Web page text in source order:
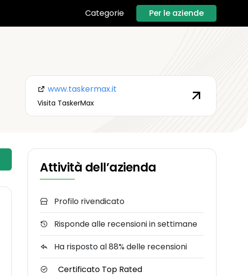
Categorie Per le aziende
www.taskermax.it
Visita TaskerMax
Attività dell’azienda
Profilo rivendicato
Risponde alle recensioni in settimane
Ha risposto al 88% delle recensioni
Certificato Top Rated